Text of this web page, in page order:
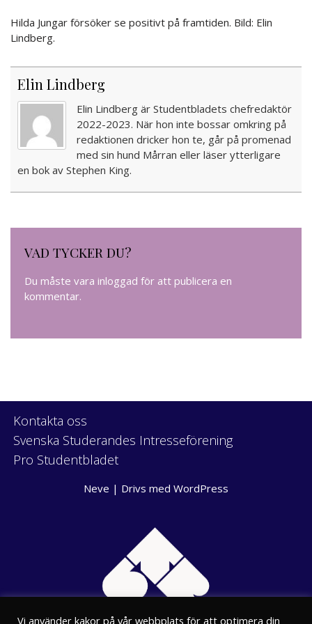
Hilda Jungar försöker se positivt på framtiden. Bild: Elin
Lindberg.
Elin Lindberg
Elin Lindberg är Studentbladets chefredaktör
2022-2023. När hon inte bossar omkring på
redaktionen dricker hon te, går på promenad
med sin hund Mårran eller läser ytterligare
en bok av Stephen King.
VAD TYCKER DU?
Du måste vara inloggad för att publicera en
kommentar.
Kontakta oss
Svenska Studerandes Intresseförening
Pro Studentbladet
Neve | Drivs med WordPress
Vi använder kakor på vår webbplats för att optimera din